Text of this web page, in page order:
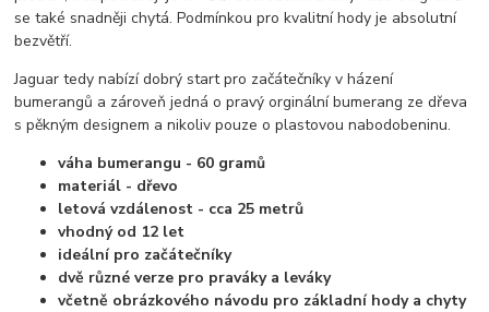
se také snadněji chytá. Podmínkou pro kvalitní hody je absolutní
bezvětří.
Jaguar tedy nabízí dobrý start pro začátečníky v házení
bumerangů a zároveň jedná o pravý orginální bumerang ze dřeva
s pěkným designem a nikoliv pouze o plastovou nabodobeninu.
váha bumerangu - 60 gramů
materiál - dřevo
letová vzdálenost - cca 25 metrů
vhodný od 12 let
ideální pro začátečníky
dvě různé verze pro praváky a leváky
včetně obrázkového návodu pro základní hody a chyty